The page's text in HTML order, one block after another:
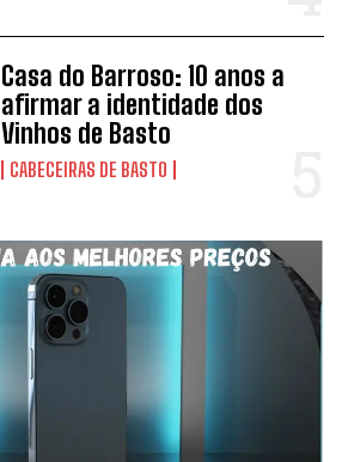
Casa do Barroso: 10 anos a
afirmar a identidade dos
Vinhos de Basto
CABECEIRAS DE BASTO